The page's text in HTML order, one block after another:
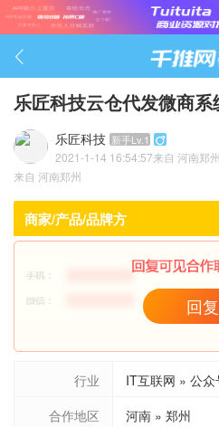

乐匠科技云仓代发微商系
乐匠科技 新手Lv.1 
2021-1-14 16:54:57来自 河南郑州
1568
来自 河南郑州
商家/产品/品牌方
回复
行业
IT互联网 » 公
合作地区
河南 » 郑州